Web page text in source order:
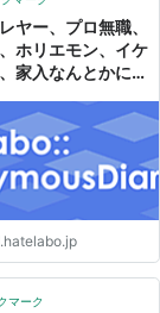
ヤー、プロ無職、
ホリエモン、イケ
家入なんとかに群
マーク